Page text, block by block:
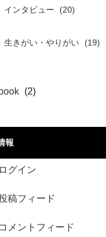
インタビュー (20)
生きがい・やりがい (19)
book (2)
報
ログイン
稿フィード
コメントフィード